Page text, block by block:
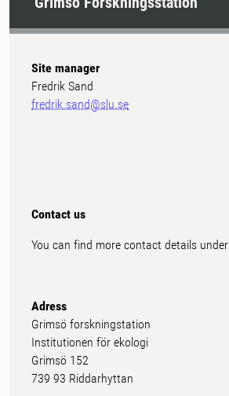
Site manager
Fredrik Sand
fredrik.sand@slu.se
Contact us
You can find more contact details under
Adress
Grimsö forskningstation
Institutionen för ekologi
Grimsö 152
739 93 Riddarhyttan